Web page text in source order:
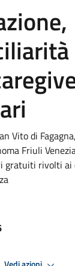
Vito di
Friuli
gratuiti rivolti ai